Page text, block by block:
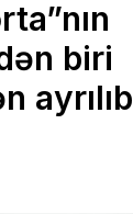
biri
ayrılıb